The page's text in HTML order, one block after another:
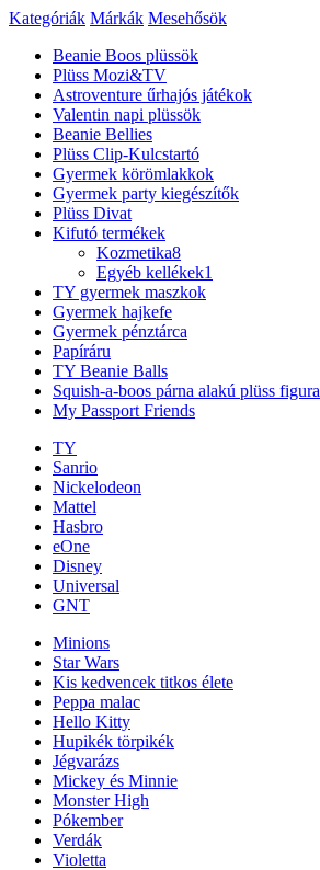
Kategóriák Márkák Mesehősök
Beanie Boos plüssök
Plüss Mozi&TV
Astroventure űrhajós játékok
Valentin napi plüssök
Beanie Bellies
Plüss Clip-Kulcstartó
Gyermek körömlakkok
Gyermek party kiegészítők
Plüss Divat
Kifutó termékek
Kozmetika8
Egyéb kellékek1
TY gyermek maszkok
Gyermek hajkefe
Gyermek pénztárca
Papíráru
TY Beanie Balls
Squish-a-boos párna alakú plüss figura
My Passport Friends
TY
Sanrio
Nickelodeon
Mattel
Hasbro
eOne
Disney
Universal
GNT
Minions
Star Wars
Kis kedvencek titkos élete
Peppa malac
Hello Kitty
Hupikék törpikék
Jégvarázs
Mickey és Minnie
Monster High
Pókember
Verdák
Violetta